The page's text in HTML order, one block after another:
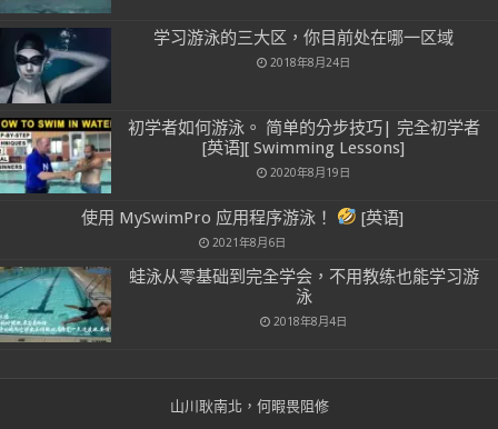
学习游泳的三大区，你目前处在哪一区域
2018年8月24日
初学者如何游泳。 简单的分步技巧| 完全初学者
[英语][ Swimming Lessons]
2020年8月19日
使用 MySwimPro 应用程序游泳！ [英语]
2021年8月6日
蛙泳从零基础到完全学会，不用教练也能学习游
泳
2018年8月4日
山川耿南北，何暇畏阻修